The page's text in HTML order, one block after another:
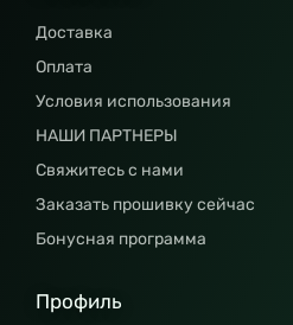
Доставка
Оплата
Условия использования
НАШИ ПАРТНЕРЫ
Свяжитесь с нами
Заказать прошивку сейчас
Бонусная программа
Профиль